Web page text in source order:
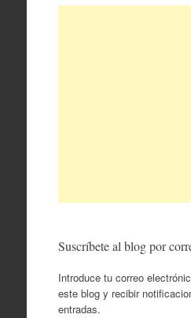
Suscríbete al blog por
Introduce tu correo
este blog y recibir
entradas.